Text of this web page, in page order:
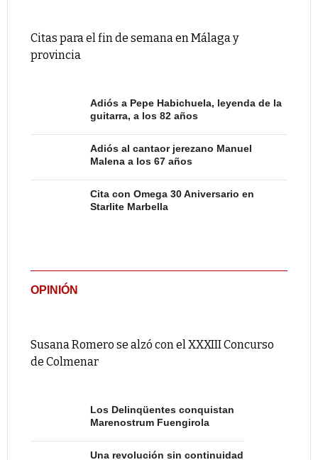
Citas para el fin de semana en Málaga y
provincia
Adiós a Pepe Habichuela, leyenda de la
guitarra, a los 82 años
Adiós al cantaor jerezano Manuel
Malena a los 67 años
Cita con Omega 30 Aniversario en
Starlite Marbella
OPINIÓN
Susana Romero se alzó con el XXXIII Concurso
de Colmenar
Los Delinqüentes conquistan
Marenostrum Fuengirola
Una revolución sin continuidad